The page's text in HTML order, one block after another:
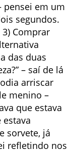
pensei em um
segundos.
3) Comprar
das duas
– saí de lá
arriscar
menino –
que estava
sorvete, já
refletindo nos